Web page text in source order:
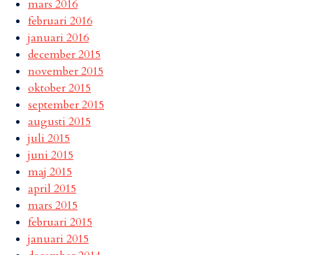
mars 2016
februari 2016
januari 2016
december 2015
november 2015
oktober 2015
september 2015
augusti 2015
juli 2015
juni 2015
maj 2015
april 2015
mars 2015
februari 2015
januari 2015